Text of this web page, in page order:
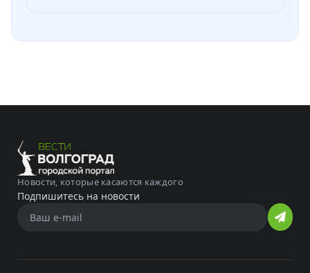
Новости, которые касаются каждого
Подпишитесь на новости